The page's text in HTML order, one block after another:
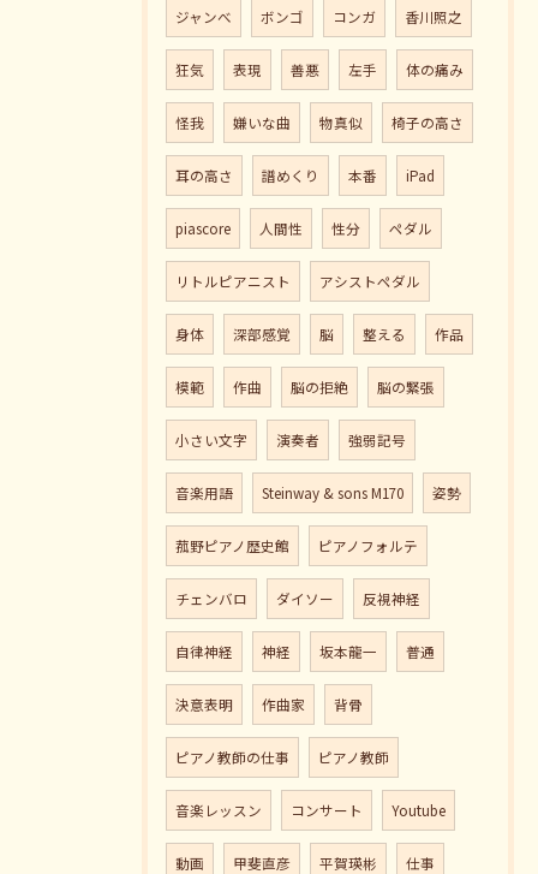
ジャンべ ボンゴ コンガ 香川照之
狂気 表現 善悪 左手 体の痛み
怪我 嫌いな曲 物真似 椅子の高さ
耳の高さ 譜めくり 本番 iPad
piascore 人間性 性分 ペダル
リトルピアニスト アシストペダル
身体 深部感覚 脳 整える 作品
模範 作曲 脳の拒絶 脳の緊張
小さい文字 演奏者 強弱記号
音楽用語 Steinway & sons M170 姿勢
菰野ピアノ歴史館 ピアノフォルテ
チェンバロ ダイソー 反視神経
自律神経 神経 坂本龍一 普通
決意表明 作曲家 背骨
ピアノ教師の仕事 ピアノ教師
音楽レッスン コンサート Youtube
動画 甲斐直彦 平賀瑛彬 仕事